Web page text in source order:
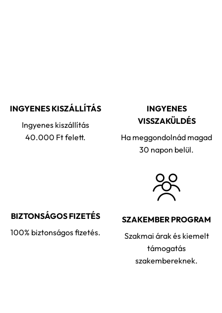
INGYENES KISZÁLLÍTÁS
Ingyenes kiszállítás
40.000 Ft felett.
INGYENES
VISSZAKÜLDÉS
Ha meggondolnád magad
30 napon belül.
BIZTONSÁGOS FIZETÉS
100% biztonságos fizetés.
SZAKEMBER PROGRAM
Szakmai árak és kiemelt
támogatás
szakembereknek.